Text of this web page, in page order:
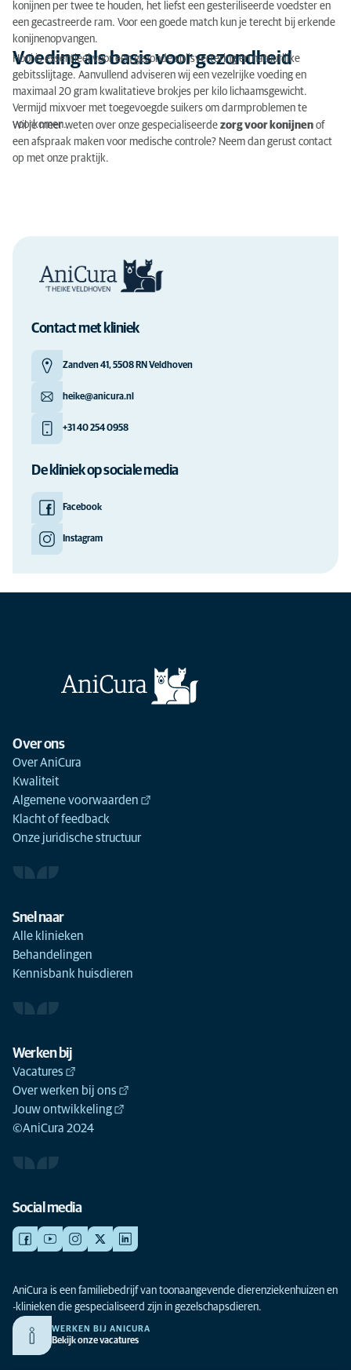
konijnen per twee te houden, het liefst een gesteriliseerde voedster en
een gecastreerde ram. Voor een goede match kun je terecht bij erkende
konijnenopvangen.
Voeding als basis voor gezondheid
Hooi is essentieel voor een gezonde spijsvertering en natuurlijke
gebitsslijtage. Aanvullend adviseren wij een vezelrijke voeding en
maximaal 20 gram kwalitatieve brokjes per kilo lichaamsgewicht.
Vermijd mixvoer met toegevoegde suikers om darmproblemen te
voorkomen.
Wil je meer weten over onze gespecialiseerde zorg voor konijnen of
een afspraak maken voor medische controle? Neem dan gerust contact
op met onze praktijk.
Contact met kliniek
Zandven 41, 5508 RN Veldhoven
heike@anicura.nl
+31 40 254 0958
De kliniek op sociale media
Facebook
Instagram
Over ons
Over AniCura
Kwaliteit
Algemene voorwaarden
Klacht of feedback
Onze juridische structuur
Snel naar
Alle klinieken
Behandelingen
Kennisbank huisdieren
Werken bij
Vacatures
Over werken bij ons
Jouw ontwikkeling
©AniCura 2024
Social media
AniCura is een familiebedrijf van toonaangevende dierenziekenhuizen en
-klinieken die gespecialiseerd zijn in gezelschapsdieren.
WERKEN BIJ ANICURA
Bekijk onze vacatures